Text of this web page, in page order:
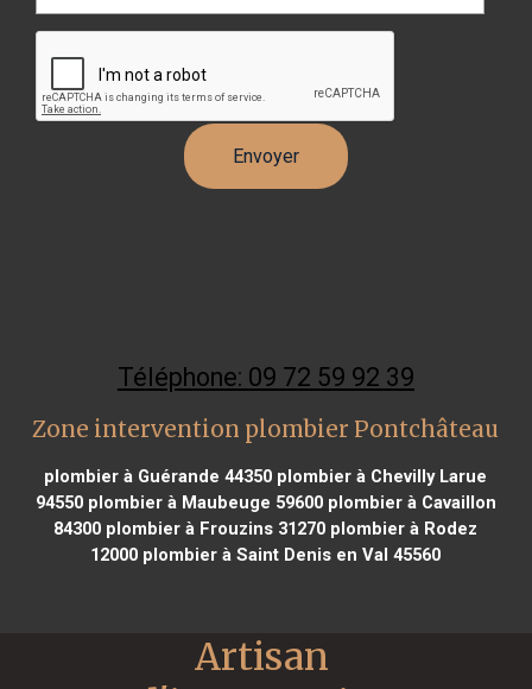
Téléphone: 09 72 59 92 39
Zone intervention plombier Pontchâteau
plombier à Guérande 44350 plombier à Chevilly Larue
94550plombier à Maubeuge 59600plombier à Cavaillon
84300 plombier à Frouzins 31270 plombier à Rodez
12000 plombier à Saint Denis en Val 45560
Artisan